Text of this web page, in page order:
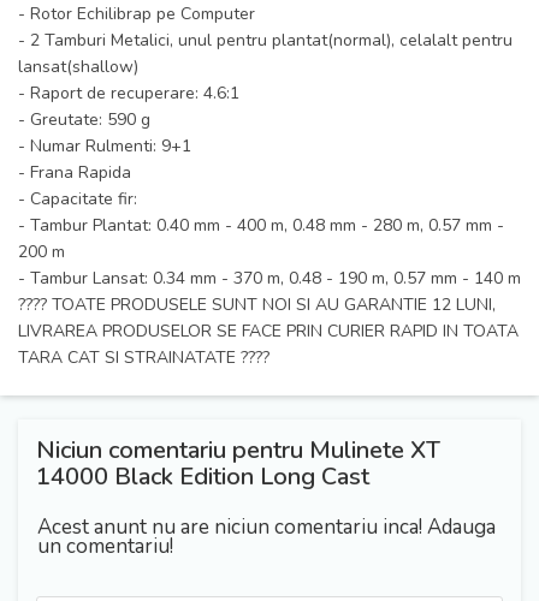
- Rotor Echilibrap pe Computer
- 2 Tamburi Metalici, unul pentru plantat(normal), celalalt pentru
lansat(shallow)
- Raport de recuperare: 4.6:1
- Greutate: 590 g
- Numar Rulmenti: 9+1
- Frana Rapida
- Capacitate fir:
- Tambur Plantat: 0.40 mm - 400 m, 0.48 mm - 280 m, 0.57 mm -
200 m
- Tambur Lansat: 0.34 mm - 370 m, 0.48 - 190 m, 0.57 mm - 140 m
???? TOATE PRODUSELE SUNT NOI SI AU GARANTIE 12 LUNI,
LIVRAREA PRODUSELOR SE FACE PRIN CURIER RAPID IN TOATA
TARA CAT SI STRAINATATE ????
Niciun comentariu pentru Mulinete XT
14000 Black Edition Long Cast
Acest anunt nu are niciun comentariu inca! Adauga
un comentariu!